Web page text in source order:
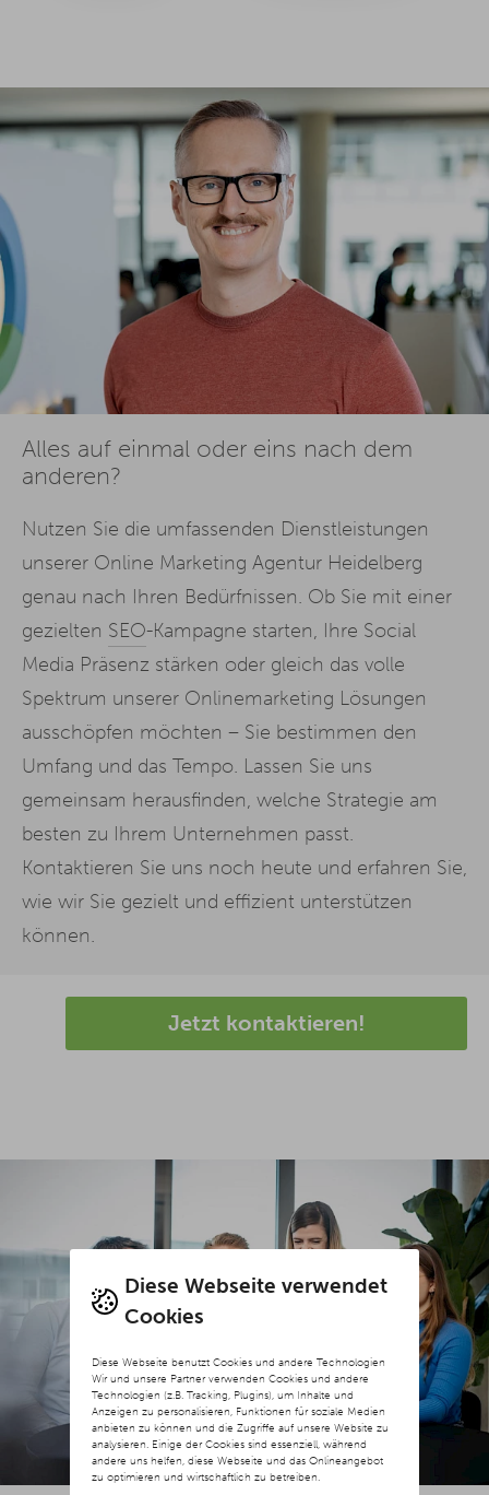
Diese Webseite verwendet
Cookies
Diese Webseite benutzt Cookies und andere Technologien
Wir und unsere Partner verwenden Cookies und andere
Technologien (z.B. Tracking, Plugins), um Inhalte und
Anzeigen zu personalisieren, Funktionen für soziale Medien
anbieten zu können und die Zugriffe auf unsere Website zu
analysieren. Einige der Cookies sind essenziell, während
andere uns helfen, diese Webseite und das Onlineangebot
zu optimieren und wirtschaftlich zu betreiben.
Alles auf einmal oder eins nach dem
anderen?
Nutzen Sie die umfassenden Dienstleistungen
unserer Online Marketing Agentur Heidelberg
genau nach Ihren Bedürfnissen. Ob Sie mit einer
gezielten SEO-Kampagne starten, Ihre Social
Media Präsenz stärken oder gleich das volle
Spektrum unserer Onlinemarketing Lösungen
ausschöpfen möchten – Sie bestimmen den
Umfang und das Tempo. Lassen Sie uns
gemeinsam herausfinden, welche Strategie am
besten zu Ihrem Unternehmen passt.
Kontaktieren Sie uns noch heute und erfahren Sie,
wie wir Sie gezielt und effizient unterstützen
können.
Jetzt kontaktieren!